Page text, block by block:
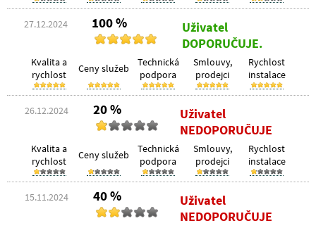
27.12.2024 100 %
Uživatel
DOPORUČUJE.
Kvalita a
rychlost
Ceny služeb
Technická
podpora
Smlouvy,
prodejci
Rychlost
instalace
26.12.2024 20 %
Uživatel
NEDOPORUČUJE
Kvalita a
rychlost
Ceny služeb
Technická
podpora
Smlouvy,
prodejci
Rychlost
instalace
15.11.2024 40 %
Uživatel
NEDOPORUČUJE